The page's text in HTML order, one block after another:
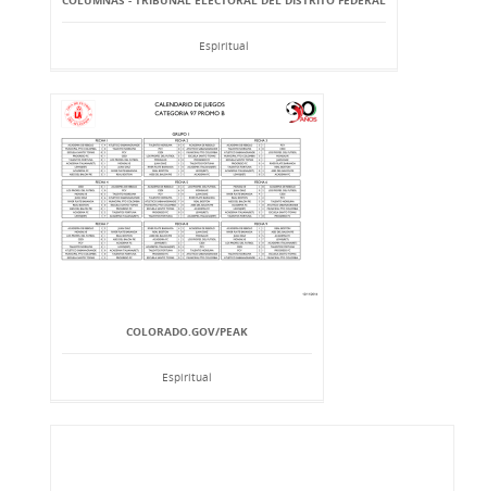
Espiritual
COLORADO.GOV/PEAK
Espiritual